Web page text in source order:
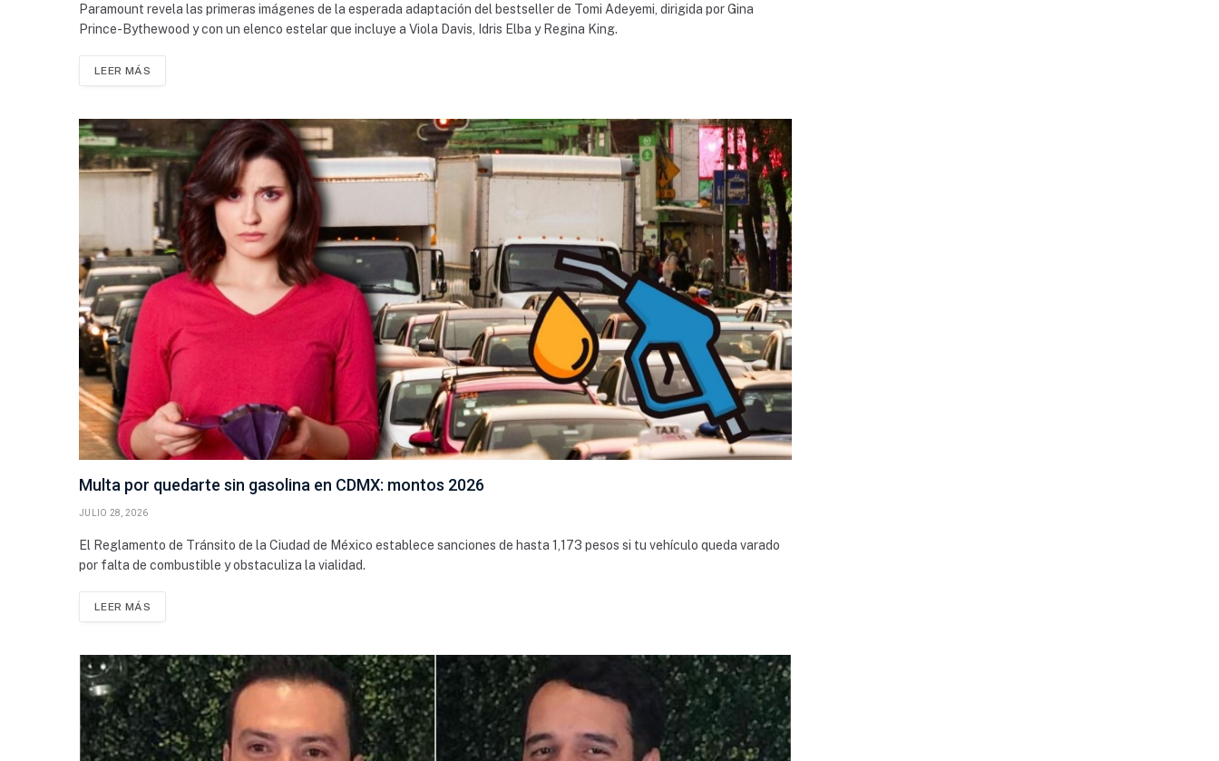
Paramount revela las primeras imágenes de la esperada adaptación del bestseller de Tomi Adeyemi, dirigida por Gina
Prince-Bythewood y con un elenco estelar que incluye a Viola Davis, Idris Elba y Regina King.
LEER MÁS
Multa por quedarte sin gasolina en CDMX: montos 2026
JULIO 28, 2026
El Reglamento de Tránsito de la Ciudad de México establece sanciones de hasta 1,173 pesos si tu vehículo queda varado
por falta de combustible y obstaculiza la vialidad.
LEER MÁS